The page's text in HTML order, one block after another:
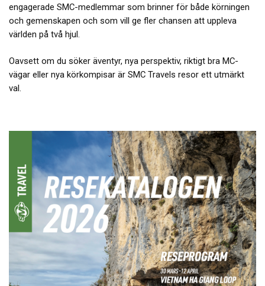
engagerade SMC-medlemmar som brinner för både körningen
och gemenskapen och som vill ge fler chansen att uppleva
världen på två hjul.
Oavsett om du söker äventyr, nya perspektiv, riktigt bra MC-
vägar eller nya körkompisar är SMC Travels resor ett utmärkt
val.